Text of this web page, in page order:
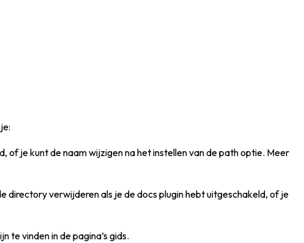
je kunt de naam wijzigen na het instellen van de path optie. Meer
directory verwijderen als je de docs plugin hebt uitgeschakeld, of je
vinden in de pagina’s gids.